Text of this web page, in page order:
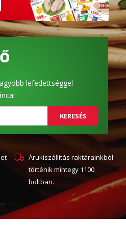
lefedettséggel
KERESÉS
Árukiszállitás raktárainkból
történik mintegy 1100
boltban.